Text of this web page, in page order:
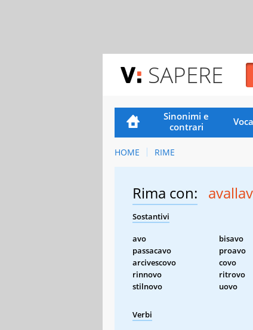
SAPERE
Sinonimi e
contrari
HOME RIME
Rima con:
Sostantivi
avo bisavo
passacavo
proavo
arcivescovo
covo
rinnovo
ritrovo
stilnovo
uovo
Verbi